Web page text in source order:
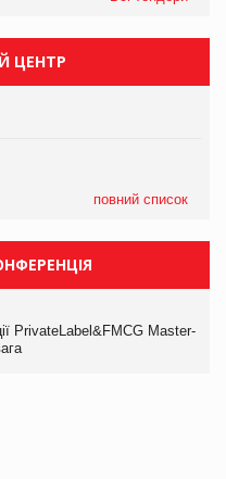
ЦЕНТР
повний список
PrivateLabel&FMCG Master-